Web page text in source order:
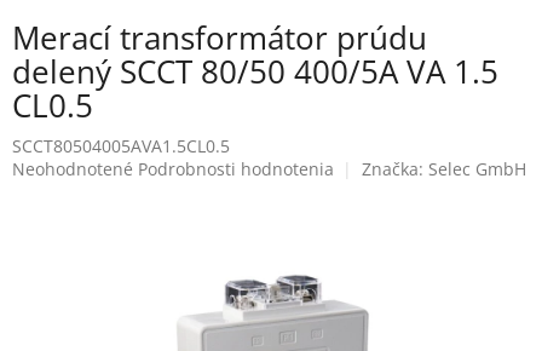
Merací transformátor prúdu
delený SCCT 80/50 400/5A VA 1.5
CL0.5
SCCT80504005AVA1.5CL0.5
Priemerné
Neohodnotené Podrobnosti hodnotenia Značka: Selec GmbH